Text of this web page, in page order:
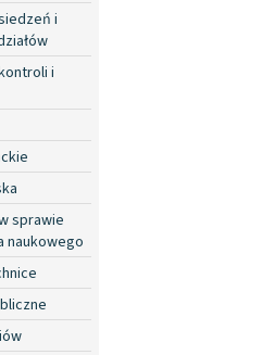
i
i
sprawie
naukowego